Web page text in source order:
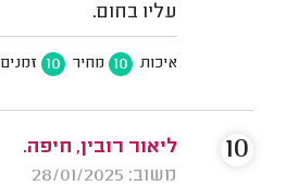
עליו בחום.
איכות 10 מחיר 10 זמנים
ליאור רובין, חיפה.
משוב: 28/01/2025
10